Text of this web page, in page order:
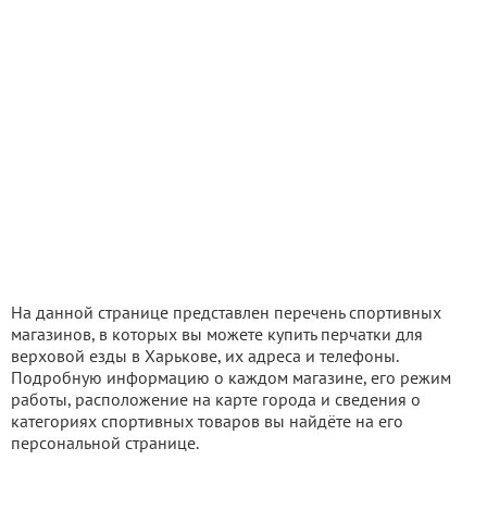
На данной странице представлен перечень спортивных
магазинов, в которых вы можете купить перчатки для
верховой езды в Харькове, их адреса и телефоны.
Подробную информацию о каждом магазине, его режим
работы, расположение на карте города и сведения о
категориях спортивных товаров вы найдёте на его
персональной странице.